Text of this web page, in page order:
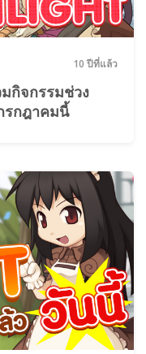
10 ปีที่แล้ว
กิจกรรมช่วง
รกฎาคมนี้